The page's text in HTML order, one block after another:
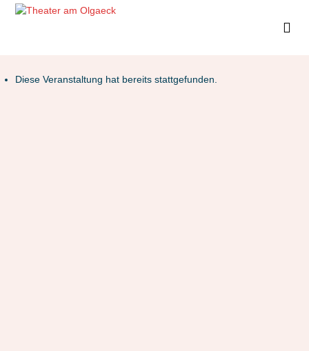
Diese Veranstaltung hat bereits stattgefunden.